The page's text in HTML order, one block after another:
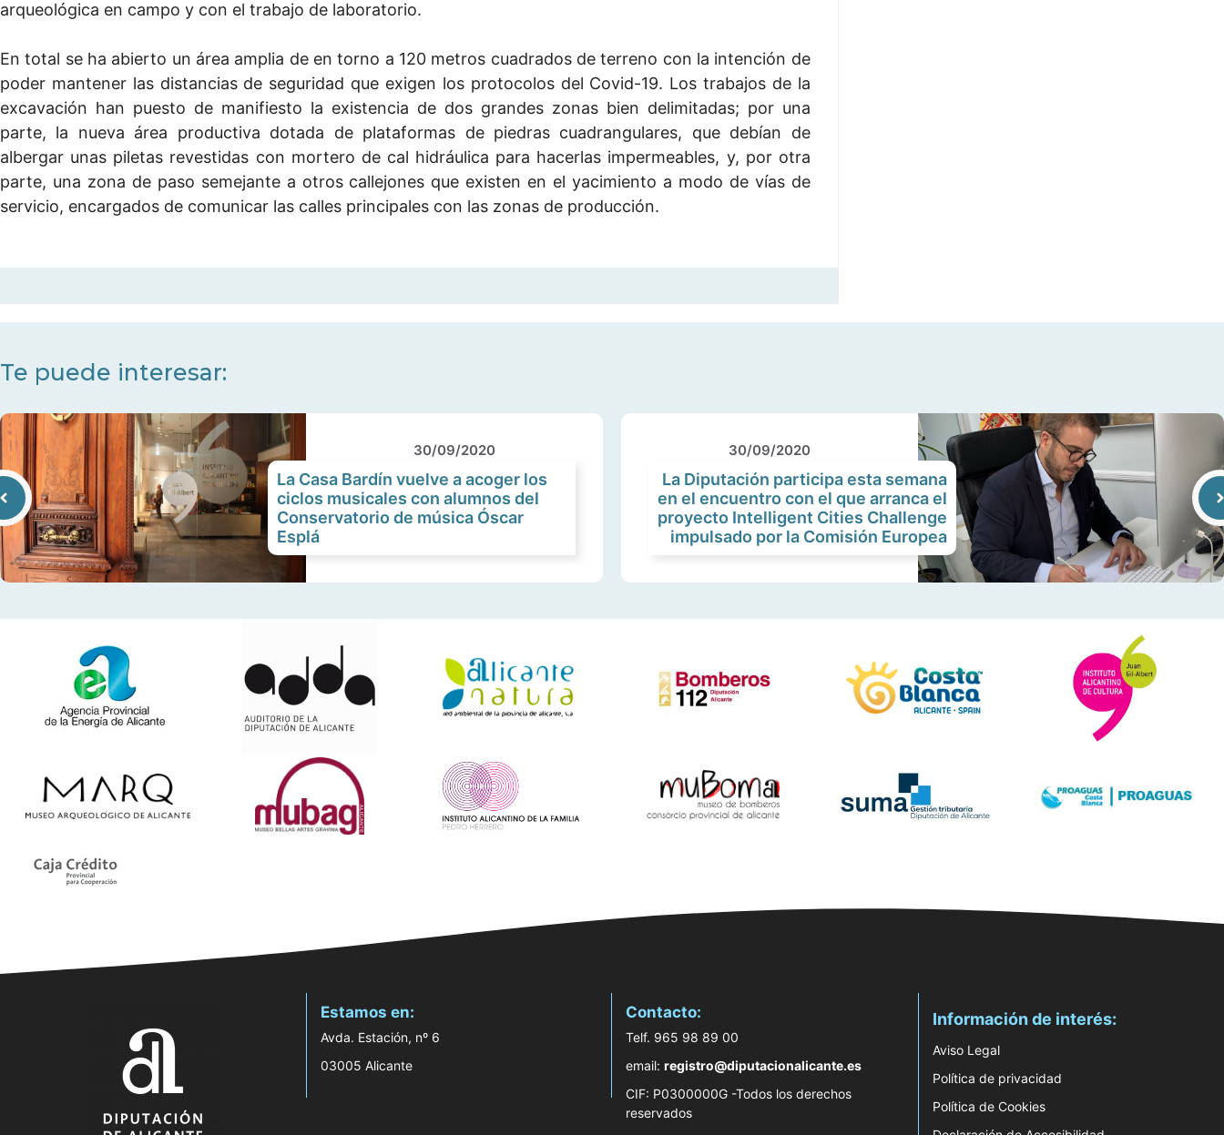
arqueológica en campo y con el trabajo de laboratorio.
En total se ha abierto un área amplia de en torno a 120 metros cuadrados de terreno con la intención de
poder mantener las distancias de seguridad que exigen los protocolos del Covid-19. Los trabajos de la
excavación han puesto de manifiesto la existencia de dos grandes zonas bien delimitadas; por una
parte, la nueva área productiva dotada de plataformas de piedras cuadrangulares, que debían de
albergar unas piletas revestidas con mortero de cal hidráulica para hacerlas impermeables, y, por otra
parte, una zona de paso semejante a otros callejones que existen en el yacimiento a modo de vías de
servicio, encargados de comunicar las calles principales con las zonas de producción.
Te puede interesar:
30/09/2020
La Casa Bardín vuelve a acoger los
ciclos musicales con alumnos del
Conservatorio de música Óscar
Esplá
30/09/2020
La Diputación participa esta semana
en el encuentro con el que arranca el
proyecto Intelligent Cities Challenge
impulsado por la Comisión Europea
Estamos en:
Avda. Estación, nº 6
03005 Alicante
Contacto:
Telf. 965 98 89 00
email: registro@diputacionalicante.es
CIF: P0300000G -Todos los derechos
reservados
Información de interés:
Aviso Legal
Política de privacidad
Política de Cookies